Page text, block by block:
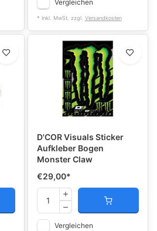
Vergleichen
* Inkl. MwSt. zzgl. Versandkosten
D'COR Visuals Sticker
Aufkleber Bogen
Monster Claw
€29,00*
Vergleichen